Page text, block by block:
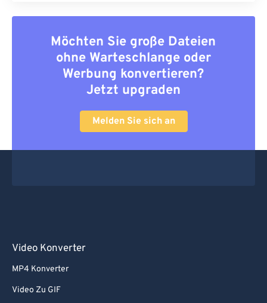
Möchten Sie große Dateien
ohne Warteschlange oder
Werbung konvertieren?
Jetzt upgraden
Melden Sie sich an
Video Konverter
MP4 Konverter
Video Zu GIF